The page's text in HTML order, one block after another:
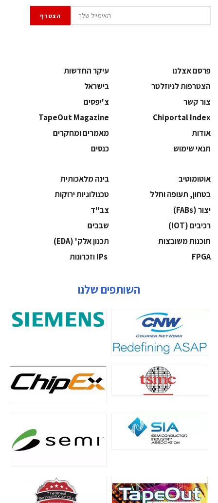
פרסם אצלנו
עיקר החדשות
הצטרפות לניוזלטר
בישראל
צור קשר
צ'יפסים
Chiportal Index
TapeOut Magazine
אודות
מאמרים ומחקרים
תנאי שימוש
כנסים
אוטומוטיב
בינה מלאכותית
בטחון, תעופה וחלל
‫טכנולוגיות ירוקות‬
‫יצור (‪(FABs‬‬
‫צב"ד‬
‫רכיבים‬ (IOT)
‫שבבים‬
‫תוכנות משובצות‬
‫תכנון אלק' (‪(EDA‬‬
‫‪FPGA‬‬
השותפים שלנו